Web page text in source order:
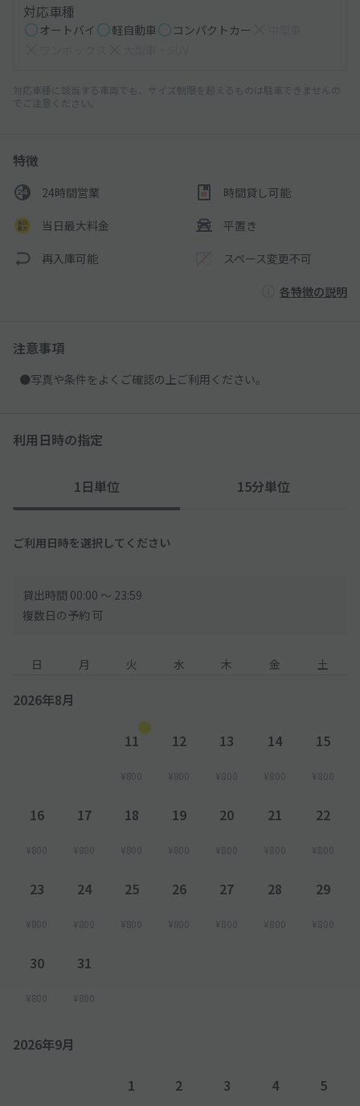
対応車種
オートバイ 軽自動車 コンパクトカー
対応車種に該当する車両でも、サイズ制限を超えるものは駐車できませんの
でご注意ください。
特徴
24時間営業 時間貸し可能
当日最大料金 平置き
再入庫可能 スペース変更不可
各特徴の説明
注意事項
●写真や条件をよくご確認の上ご利用ください。
利用日時の指定
1日単位 15分単位
ご利用日時を選択してください
貸出時間 00:00 〜 23:59
複数日の予約 可
日 月 火 水 木 金 土
2026年8月
11
¥800
12
¥800
13
¥800
14
¥800
15
¥800
16
¥800
17
¥800
18
¥800
19
¥800
20
¥800
21
¥800
22
¥800
23
¥800
24
¥800
25
¥800
26
¥800
27
¥800
28
¥800
29
¥800
30
¥800
31
¥800
2026年9月
1 2 3 4 5